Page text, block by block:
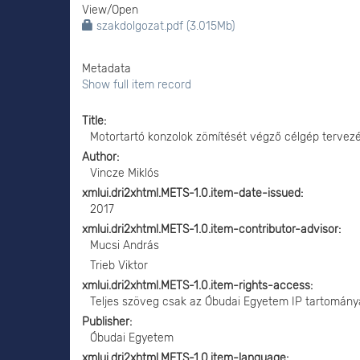
View/Open
szakdolgozat.pdf (3.015Mb)
Metadata
Show full item record
Title
Motortartó konzolok zömítését végző célgép
Author
Vincze Miklós
xmlui.dri2xhtml.METS-1.0.item-date-issued
2017
xmlui.dri2xhtml.METS-1.0.item-contributor-advisor
Mucsi András
Trieb Viktor
xmlui.dri2xhtml.METS-1.0.item-rights-access
Teljes szöveg csak az Óbudai Egyetem IP
Publisher
Óbudai Egyetem